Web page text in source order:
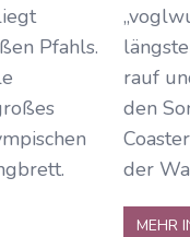
Pfahls.
rauf
den
der
MEHR